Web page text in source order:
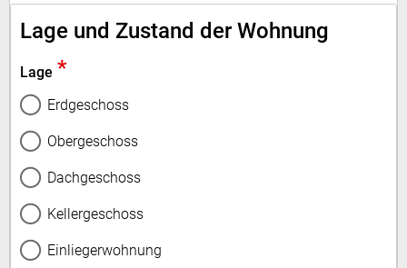
Lage und Zustand der Wohnung
Lage *
Erdgeschoss
Obergeschoss
Dachgeschoss
Kellergeschoss
Einliegerwohnung